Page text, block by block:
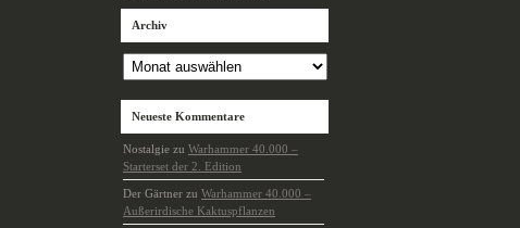
Archiv
Neueste Kommentare
Nostalgie zu Warhammer 40.000 –
Starterset der 2. Edition
Der Gärtner zu Warhammer 40.000 –
Außerirdische Kaktuspflanzen